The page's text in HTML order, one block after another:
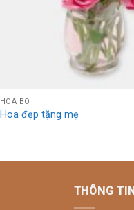
HOA BÓ
Hoa đẹp tặng mẹ
THÔNG TIN